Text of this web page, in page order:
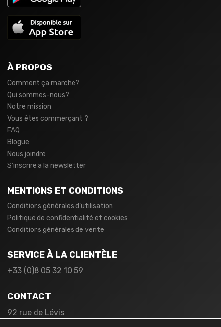
À PROPOS
Comment ça marche?
Qui sommes-nous?
Notre mission
Vous êtes commerçant ?
FAQ
Blogue
Nous joindre
S’inscrire à la newsletter
MENTIONS ET CONDITIONS
Conditions générales d’utilisation
Politique de confidentialité et cookies
Conditions générales de vente
SERVICE À LA CLIENTÈLE
+33 (0)8 05 32 10 59
CONTACT
92 rue de Lévis